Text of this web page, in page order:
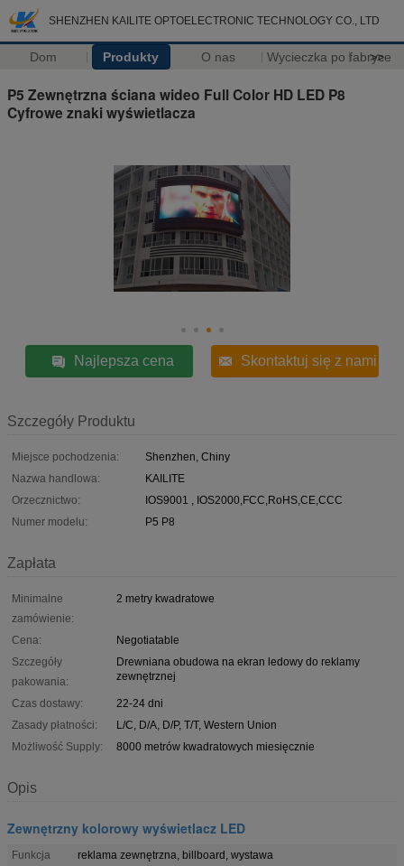
SHENZHEN KAILITE OPTOELECTRONIC TECHNOLOGY CO., LTD
Dom Produkty O nas Wycieczka po fabryce
>>
P5 Zewnętrzna ściana wideo Full Color HD LED P8
Cyfrowe znaki wyświetlacza
Najlepsza cena Skontaktuj się z nami
Szczegóły Produktu
Miejsce pochodzenia:
Shenzhen, Chiny
Nazwa handlowa:
KAILITE
Orzecznictwo:
IOS9001 , IOS2000,FCC,RoHS,CE,CCC
Numer modelu:
P5 P8
Zapłata
Minimalne
zamówienie:
2 metry kwadratowe
Cena:
Negotiatable
Szczegóły
pakowania:
Drewniana obudowa na ekran ledowy do reklamy
zewnętrznej
Czas dostawy:
22-24 dni
Zasady płatności:
L/C, D/A, D/P, T/T, Western Union
Możliwość Supply:
8000 metrów kwadratowych miesięcznie
Opis
Zewnętrzny kolorowy wyświetlacz LED
Funkcja
reklama zewnętrzna, billboard, wystawa